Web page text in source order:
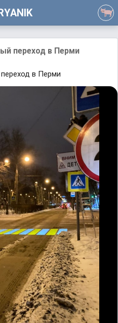
переход в Перми
в Перми